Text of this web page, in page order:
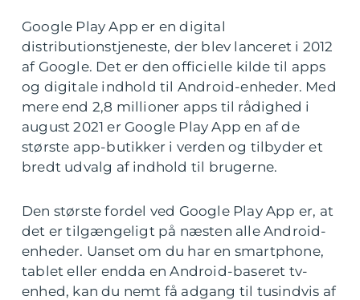
Google Play App er en digital
distributionstjeneste, der blev lanceret i 2012
af Google. Det er den officielle kilde til apps
og digitale indhold til Android-enheder. Med
mere end 2,8 millioner apps til rådighed i
august 2021 er Google Play App en af de
største app-butikker i verden og tilbyder et
bredt udvalg af indhold til brugerne.
Den største fordel ved Google Play App er, at
det er tilgængeligt på næsten alle Android-
enheder. Uanset om du har en smartphone,
tablet eller endda en Android-baseret tv-
enhed, kan du nemt få adgang til tusindvis af